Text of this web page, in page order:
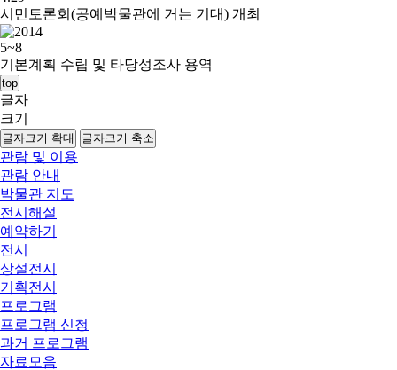
시민토론회(공예박물관에 거는 기대) 개최
5~8
기본계획 수립 및 타당성조사 용역
top
글자
크기
글자크기 확대 글자크기 축소
관람 및 이용
관람 안내
박물관 지도
전시해설
예약하기
전시
상설전시
기획전시
프로그램
프로그램 신청
과거 프로그램
자료모음